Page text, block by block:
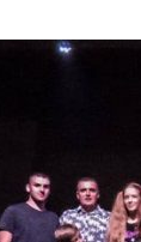
Busovača